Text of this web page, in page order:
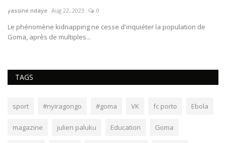
yassine ndaye Aug 22, 2023 0
Le phénomène kidnapping ne cesse d'inquiéter la population de
Goma, après de multiples...
TAGS
sport #nyiragongo #goma VK fc porto Ebola
magazine julien paluku Education Goma